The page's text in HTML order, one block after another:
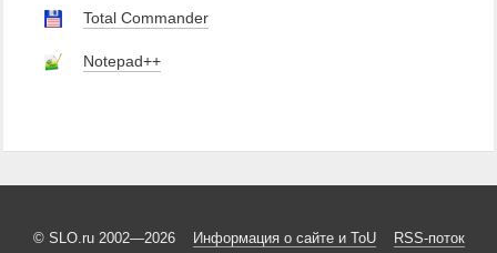
Total Commander
Notepad++
© SLO.ru 2002—2026 Информация о сайте и ToU RSS-поток